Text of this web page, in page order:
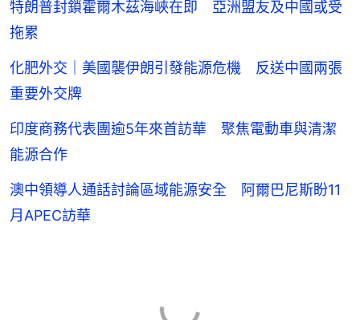
特朗普封鎖霍爾木茲海峽在即 亞洲盟友及中國或受
拖累
化肥外交｜美國襲伊朗引發能源危機 反送中國兩張
重要外交牌
印度商務代表團逾5年來首訪華 聚焦電動車與清潔
能源合作
澳中領導人通話討論區域能源安全 阿爾巴尼斯盼11
月APEC訪華